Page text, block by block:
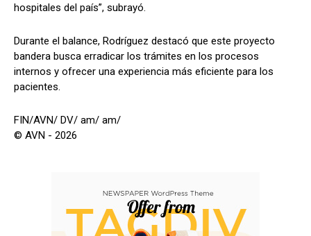
hospitales del país”, subrayó.
Durante el balance, Rodríguez destacó que este proyecto
bandera busca erradicar los trámites en los procesos
internos y ofrecer una experiencia más eficiente para los
pacientes.
FIN/AVN/ DV/ am/ am/
© AVN - 2026